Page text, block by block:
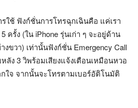
รใช้ ฟังก์ชั่นการโทรฉุกเฉินคือ แค่เรา
ครั้ง (ใน iPhone รุ่นเก่า ๆ จะอยู่ด้าน
ขวา) เท่านั้นฟังก์ชั่น Emergency Call
ง 3 วิพร้อมเสียงแจ้งเตือนเหมือนหวอ
ใจ จากนั้นจะโทรตามเบอร์อัติโนมัติ